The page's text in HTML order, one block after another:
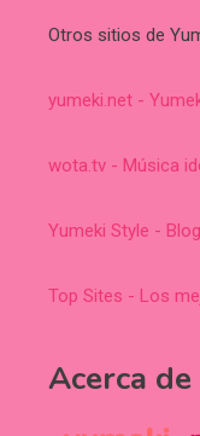
Otros sitios de
yumeki.net -
wota.tv - Música
Yumeki Style -
Top Sites - Los
Acerca de